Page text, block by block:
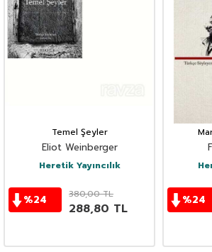
Temel Şeyler
Eliot Weinberger
Heretik Yayıncılık
%24 380,00TL
288,80 TL
%24